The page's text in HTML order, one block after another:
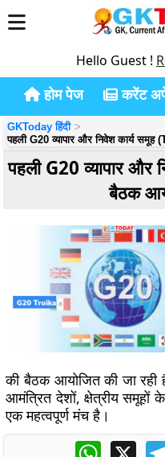
Hello Guest !
होम पेज करेंट
GKToday हिंदी
पहली G20 व्यापार और निवेश कार्य
पहली G20 व्यापार और
बैठक
की बैठक आयोजित की जा
आमंत्रित देशों, क्षेत्रीय समूहों
एक महत्वपूर्ण मंच है।
WhatsApp
X